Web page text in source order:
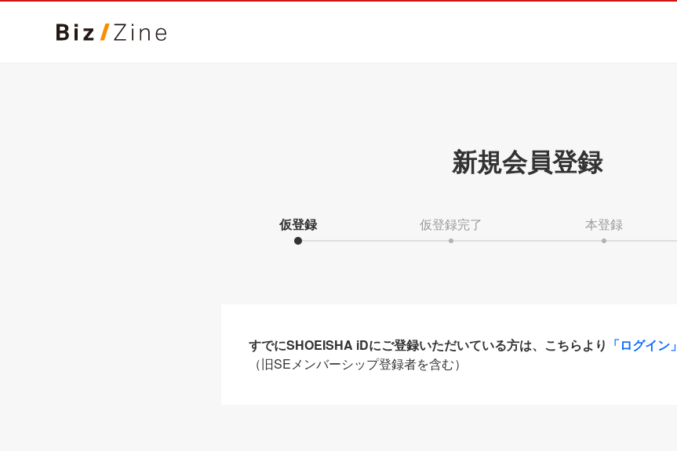
新規会員登録
仮登録 仮登録完了 本登録
すでにSHOEISHA iDにご登録いただいている方は、こちらより 「ログイン」
（旧SEメンバーシップ登録者を含む）